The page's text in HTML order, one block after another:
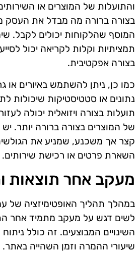
והתועלות של המוצרים או
בצורה ברורה מה מבדל את העסק
המוסף שהלקוחות יכולים לקבל.
תמציתיות וקלות לקריאה יכול
בצורה אפקטיבית.
כמו כן, ניתן להשתמש באיורים או
נתונים או סטטיסטיקות שיכולות
תועלות בצורה ויזואלית יכולה
של המוצרים בצורה ברורה יותר.
קצר אך משכנע, שמניע את
השארת פרטים או רכישת שירותים.
מעקב אחר תוצאות
במהלך תהליך האופטימיזציה של
לשים דגש על מעקב מתמיד אחר
השינויים המבוצעים. זה כולל
שיעורי ההמרה וזמן השהייה באתר.